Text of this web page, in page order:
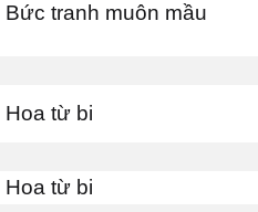
Bức tranh muôn mầu
Hoa từ bi
Hoa từ bi